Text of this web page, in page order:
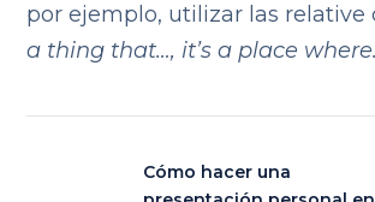
por ejemplo, utilizar las relative
a thing that…, it’s a place
Cómo hacer una